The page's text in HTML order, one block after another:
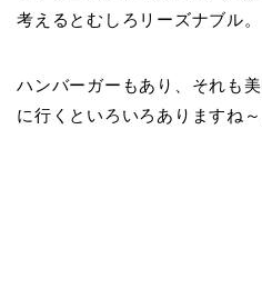
考えるとむしろリーズナブル。
ハンバーガーもあり、それも
に行くといろいろありますね～